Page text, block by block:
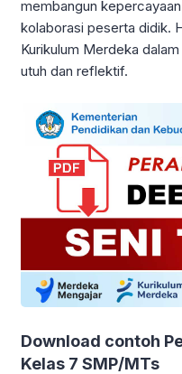
membangun
kolaborasi peserta didik.
Kurikulum Merdeka
utuh dan reflektif.
Download contoh
Kelas 7 SMP/MTs